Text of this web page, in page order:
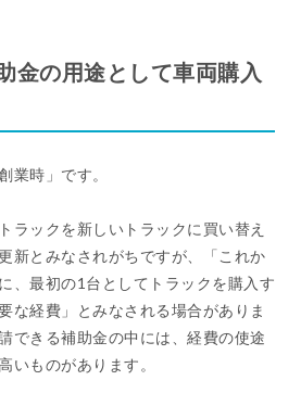
金の用途として車両購入
業時」です。
ラックを新しいトラックに買い替え
新とみなされがちですが、「これか
、最初の1台としてトラックを購入す
な経費」とみなされる場合がありま
できる補助金の中には、経費の使途
いものがあります。